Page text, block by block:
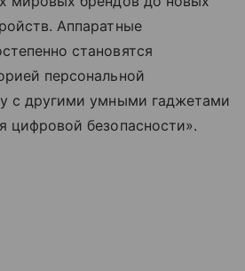
Аппаратные
становятся
персональной
с другими умными гаджетами
цифровой безопасности».